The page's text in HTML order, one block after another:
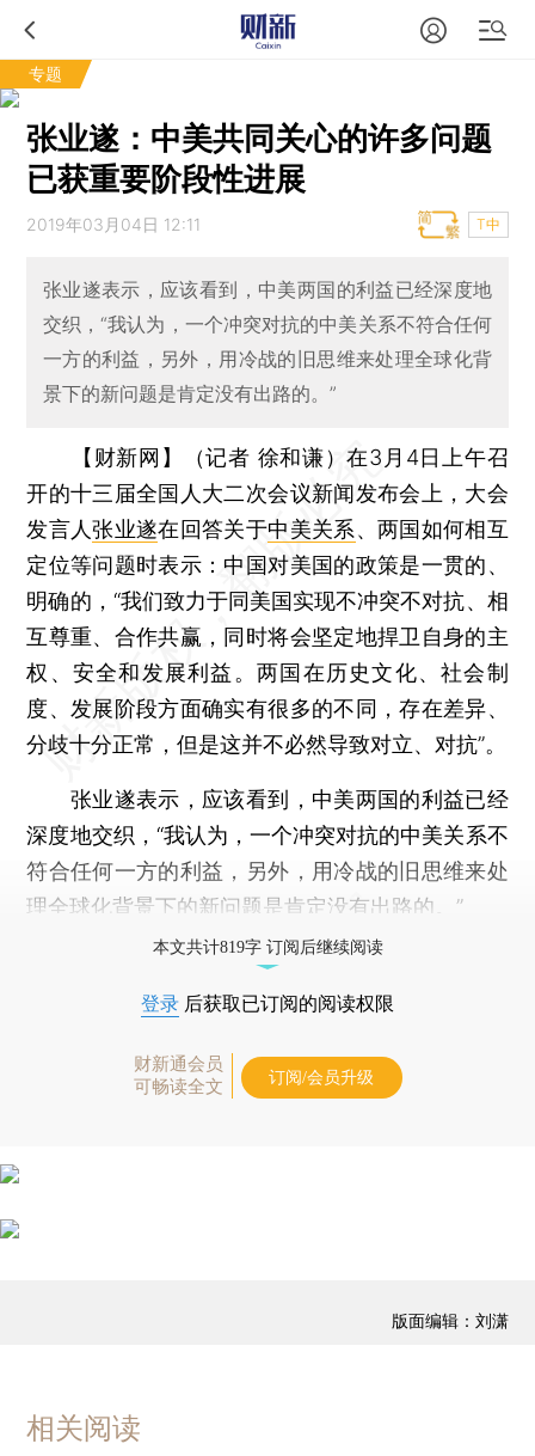
专题
张业遂：中美共同关心的许多问题
已获重要阶段性进展
2019年03月04日 12:11 T中
张业遂表示，应该看到，中美两国的利益已经深度地
交织，“我认为，一个冲突对抗的中美关系不符合任何
一方的利益，另外，用冷战的旧思维来处理全球化背
景下的新问题是肯定没有出路的。”
【财新网】（记者 徐和谦）在3月4日上午召
开的十三届全国人大二次会议新闻发布会上，大会
发言人张业遂在回答关于中美关系、两国如何相互
定位等问题时表示：中国对美国的政策是一贯的、
明确的，“我们致力于同美国实现不冲突不对抗、相
互尊重、合作共赢，同时将会坚定地捍卫自身的主
权、安全和发展利益。两国在历史文化、社会制
度、发展阶段方面确实有很多的不同，存在差异、
分歧十分正常，但是这并不必然导致对立、对抗”。
张业遂表示，应该看到，中美两国的利益已经
深度地交织，“我认为，一个冲突对抗的中美关系不
符合任何一方的利益，另外，用冷战的旧思维来处
理全球化背景下的新问题是肯定没有出路的。”
本文共计819字 订阅后继续阅读
登录 后获取已订阅的阅读权限
财新通会员
可畅读全文
订阅/会员升级
版面编辑：刘潇
相关阅读